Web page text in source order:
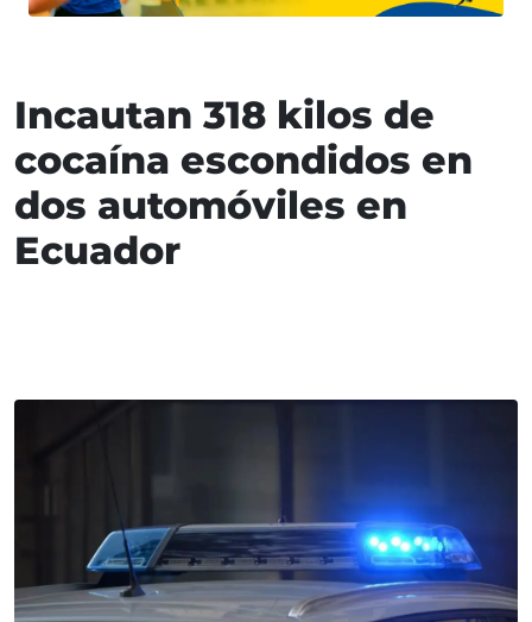
Incautan 318 kilos de
cocaína escondidos en
dos automóviles en
Ecuador